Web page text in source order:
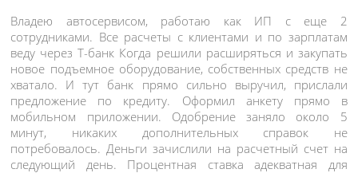
Владею автосервисом, работаю как ИП с еще 2
сотрудниками. Все расчеты с клиентами и по зарплатам
веду через Т-банк Когда решили расширяться и закупать
новое подъемное оборудование, собственных средств не
хватало. И тут банк прямо сильно выручил, прислали
предложение по кредиту. Оформил анкету прямо в
мобильном приложении. Одобрение заняло около 5
минут, никаких дополнительных справок не
потребовалось. Деньги зачислили на расчетный счет на
следующий день. Процентная ставка адекватная для